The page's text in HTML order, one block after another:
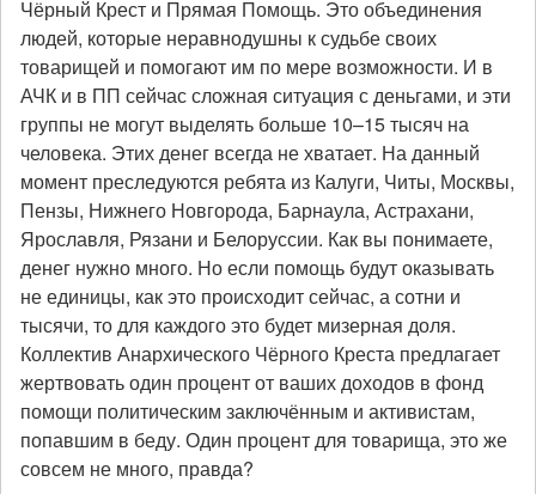
Чёрный Крест и Прямая Помощь. Это объединения
людей, которые неравнодушны к судьбе своих
товарищей и помогают им по мере возможности. И в
АЧК и в ПП сейчас сложная ситуация с деньгами, и эти
группы не могут выделять больше 10–15 тысяч на
человека. Этих денег всегда не хватает. На данный
момент преследуются ребята из Калуги, Читы, Москвы,
Пензы, Нижнего Новгорода, Барнаула, Астрахани,
Ярославля, Рязани и Белоруссии. Как вы понимаете,
денег нужно много. Но если помощь будут оказывать
не единицы, как это происходит сейчас, а сотни и
тысячи, то для каждого это будет мизерная доля.
Коллектив Анархического Чёрного Креста предлагает
жертвовать один процент от ваших доходов в фонд
помощи политическим заключённым и активистам,
попавшим в беду. Один процент для товарища, это же
совсем не много, правда?